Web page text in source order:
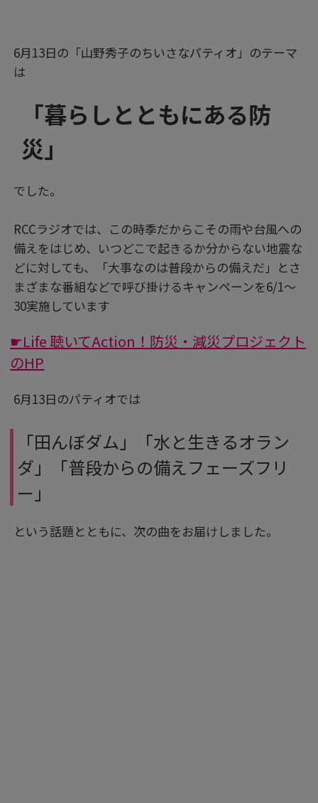
6月13日の「山野秀子のちいさなパティオ」のテーマ
は
「暮らしとともにある防
災」
でした。
RCCラジオでは、この時季だからこその雨や台風への
備えをはじめ、いつどこで起きるか分からない地震な
どに対しても、「大事なのは普段からの備えだ」とさ
まざまな番組などで呼び掛けるキャンペーンを6/1～
30実施しています
☛Life 聴いてAction！防災・減災プロジェクト
のHP
6月13日のパティオでは
「田んぼダム」「水と生きるオラン
ダ」「普段からの備えフェーズフリ
ー」
という話題とともに、次の曲をお届けしました。